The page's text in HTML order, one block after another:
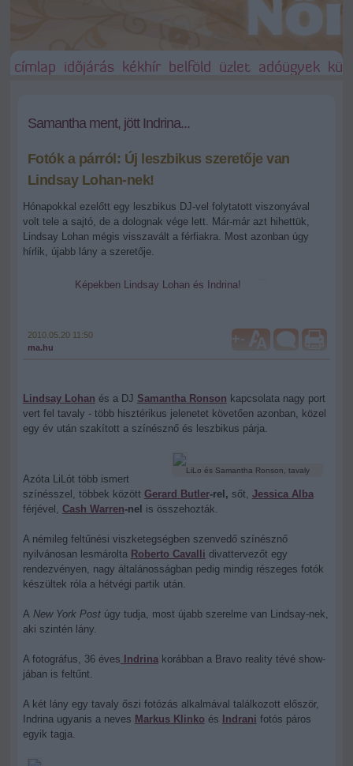
címlap időjárás kékhír belföld üzlet adóügyek
Samantha ment, jött Indrina...
Fotók a párról: Új leszbikus szeretője van
Lindsay Lohan-nek!
Hónapokkal ezelőtt egy leszbikus DJ-vel folytatott viszonyával
volt tele a sajtó, de a dolognak vége lett. Már-már azt hihettük,
Lindsay Lohan mégis visszavált a férfiakra. Most azonban úgy
hírlik, újabb lány a szeretője.
Képekben Lindsay Lohan és Indrina!
2010.05.20 11:50
ma.hu
+-
Lindsay Lohan és a DJ Samantha Ronson kapcsolata nagy port
vert fel tavaly - több hisztérikus jelenetet követően azonban, közel
egy év után szakított a színésznő és leszbikus párja.
LiLo és Samantha Ronson, tavaly
Azóta LiLót több ismert
színésszel, többek között Gerard Butler-rel, sőt, Jessica Alba
férjével, Cash Warren-nel is összehozták.
A némileg feltűnési viszketegségben szenvedő színésznő
nyilvánosan lesmárolta Roberto Cavalli divattervezőt egy
rendezvényen, nagy általánosságban pedig mindig részeges fotók
készültek róla a hétvégi partik után.
ANew York Postúgy tudja, most újabb szerelme van Lindsay-nek,
aki szintén lány.
A fotográfus, 36 éves Indrinakorábban a Bravo reality tévé show-
jában is feltűnt.
A két lány egy tavaly őszi fotózás alkalmával találkozott először,
Indrina ugyanis a neves Markus Klinkoés Indrani fotós páros
egyik tagja.